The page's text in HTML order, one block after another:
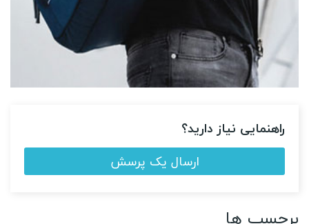
راهنمایی نیاز دارید؟
ارسال یک پرسش